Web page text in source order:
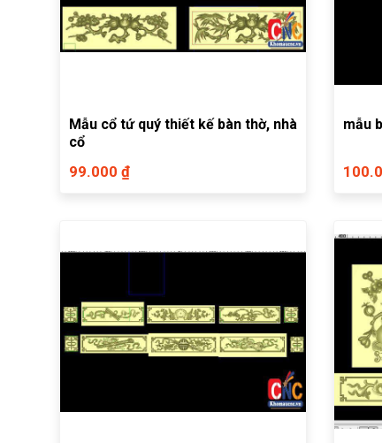
Mẫu cổ tứ quý thiết kế bàn thờ, nhà
cổ
99.000 ₫
mẫu